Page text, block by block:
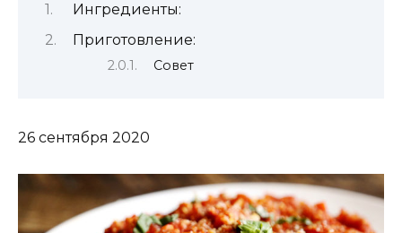
Ингредиенты:
Приготовление:
Совет
26 сентября 2020